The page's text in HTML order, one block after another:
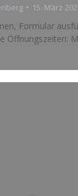
15. März
Formular
Öffnungszeiten: